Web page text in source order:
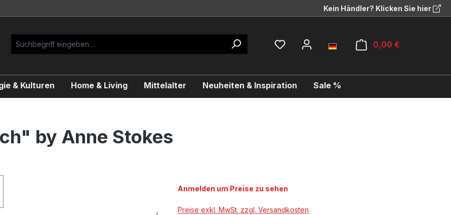
Kein Händler? Klicken Sie hier
0,00 €
& Kulturen Home & Living Mittelalter Neuheiten & Inspiration Sale %
by Anne Stokes
Anmelden um Preise zu sehen
Preise exkl. MwSt. zzgl. Versandkosten